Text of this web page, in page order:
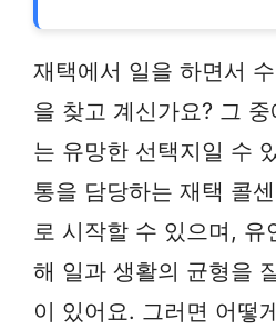
재택에서 일을 하면서
을 찾고 계신가요? 그
는 유망한 선택지일 수
통을 담당하는 재택 콜
로 시작할 수 있으며, 유
해 일과 생활의 균형을
이 있어요. 그러면 어떻